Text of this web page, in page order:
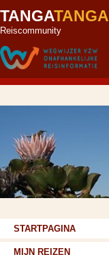
TANGATANGA
Reiscommunity
STARTPAGINA
MIJN REIZEN